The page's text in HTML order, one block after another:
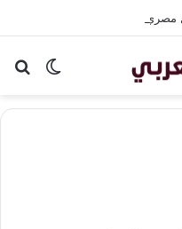
الوضع